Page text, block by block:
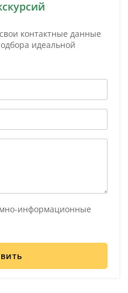
контактные данные
идеальной
информационные